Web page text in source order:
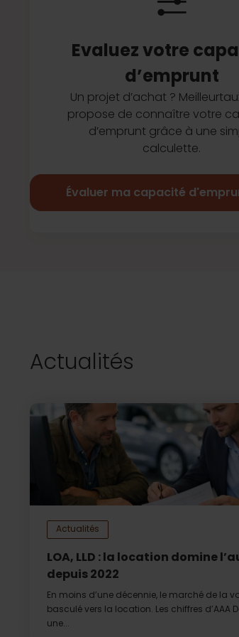
Evaluez votre
d’emprunt
Un projet d’achat ?
propose de connaître votre
d’emprunt grâce à une
calculette.
Évaluer ma capacité
Actualités
Actualités
LOA, LLD : la location domine
depuis 2022
En moins d’une décennie, le marché de la
basculé vers la location. Les chiffres d’AAA
une...